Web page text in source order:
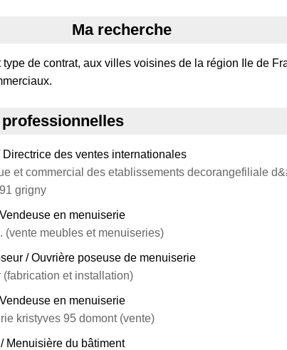
Ma recherche
type de contrat, aux villes voisines de la région Ile de
Directrice des ventes internationales
et commercial des etablissements decorangefiliale
grigny
en menuiserie
(vente meubles et menuiseries)
/ Ouvrière poseuse de menuiserie
et installation)
en menuiserie
kristyves 95 domont (vente)
Menuisière du bâtiment